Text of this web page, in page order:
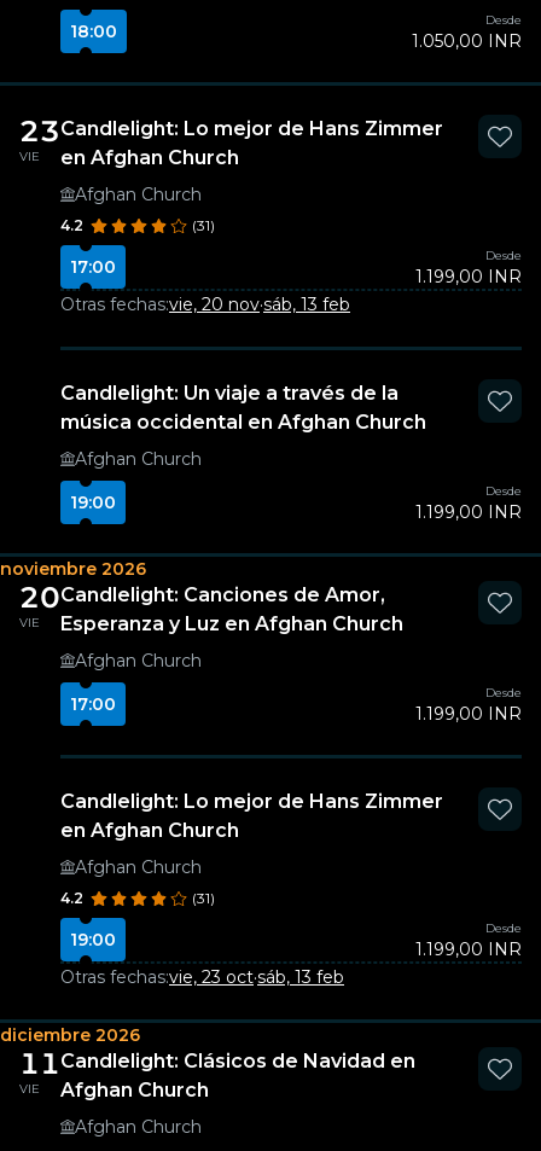
18:00
Desde
1.050,00 INR
23
VIE
Candlelight: Lo mejor de Hans Zimmer
en Afghan Church
Afghan Church
4.2 (31)
17:00
Desde
1.199,00 INR
Otras fechas:vie, 20 nov·sáb, 13 feb
Candlelight: Un viaje a través de la
música occidental en Afghan Church
Afghan Church
19:00
Desde
1.199,00 INR
noviembre 2026
20
VIE
Candlelight: Canciones de Amor,
Esperanza y Luz en Afghan Church
Afghan Church
17:00
Desde
1.199,00 INR
Candlelight: Lo mejor de Hans Zimmer
en Afghan Church
Afghan Church
4.2 (31)
19:00
Desde
1.199,00 INR
Otras fechas:vie, 23 oct·sáb, 13 feb
diciembre 2026
11
VIE
Candlelight: Clásicos de Navidad en
Afghan Church
Afghan Church